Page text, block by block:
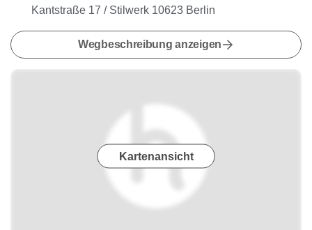
Kantstraße 17 / Stilwerk 10623 Berlin
Wegbeschreibung anzeigen
Kartenansicht